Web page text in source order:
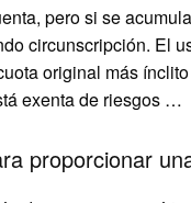
pero si se
circunscripción. El
original más
exenta de riesgos …
proporcionar